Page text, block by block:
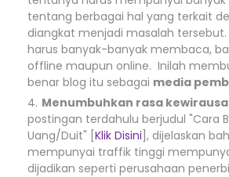
tentang berbagai hal yang terkait
diangkat menjadi masalah
harus banyak-banyak membaca,
offline maupun online. Inilah
benar blog itu sebagai media
Menumbuhkan rasa
postingan terdahulu berjudul "Cara
Uang/Duit" [ Klik Disini ], dijelaskan
mempunyai traffik tinggi
dijadikan seperti perusahaan